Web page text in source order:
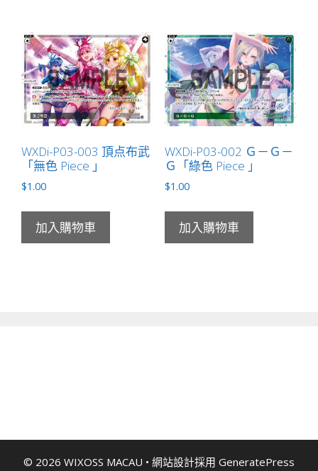
WXDi-P03-003 頂点布武
「無色 Piece 」
$1.00
加入購物車
WXDi-P03-002 Ｇ－Ｇ－
Ｇ「綠色 Piece 」
$1.00
加入購物車
© 2026 WIXOSS MACAU • 網站設計採用 GeneratePress